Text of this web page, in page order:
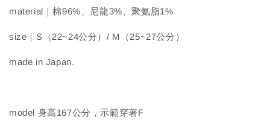
material｜棉96%、尼龍3%、聚氨脂1%
size｜S（22~24公分）/ M（25~27公分）
made in Japan.
model 身高167公分，示範穿著F